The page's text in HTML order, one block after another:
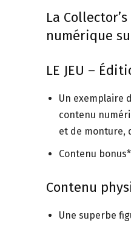
La
numérique
LE JEU –
Un exemplaire
contenu
et de monture,
Contenu
Contenu
Une superbe